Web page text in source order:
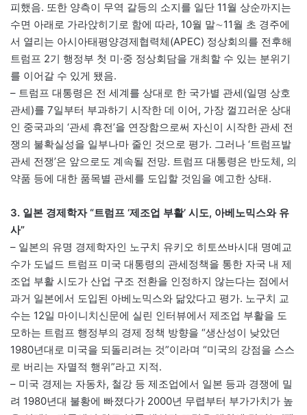
피했음. 또한 양측이 무역 갈등의 소지를 일단 11월 상순까지는
수면 아래로 가라앉히기로 함에 따라, 10월 말∼11월 초 경주에
서 열리는 아시아태평양경제협력체(APEC) 정상회의를 전후해
트럼프 2기 행정부 첫 미·중 정상회담을 개최할 수 있는 분위기
를 이어갈 수 있게 됐음.
– 트럼프 대통령은 전 세계를 상대로 한 국가별 관세(일명 상호
관세)를 7일부터 부과하기 시작한 데 이어, 가장 껄끄러운 상대
인 중국과의 ‘관세 휴전’을 연장함으로써 자신이 시작한 관세 전
쟁의 불확실성을 일부나마 줄인 것으로 평가. 그러나 ‘트럼프발
관세 전쟁’은 앞으로도 계속될 전망. 트럼프 대통령은 반도체, 의
약품 등에 대한 품목별 관세를 도입할 것임을 예고한 상태.
3. 일본 경제학자 “트럼프 ‘제조업 부활’ 시도, 아베노믹스와 유
사”
– 일본의 유명 경제학자인 노구치 유키오 히토쓰바시대 명예교
수가 도널드 트럼프 미국 대통령의 관세정책을 통한 자국 내 제
조업 부활 시도가 산업 구조 전환을 인정하지 않는다는 점에서
과거 일본에서 도입된 아베노믹스와 닮았다고 평가. 노구치 교
수는 12일 마이니치신문에 실린 인터뷰에서 제조업 부활을 도
모하는 트럼프 행정부의 경제 정책 방향을 “생산성이 낮았던
1980년대로 미국을 되돌리려는 것”이라며 “미국의 강점을 스스
로 버리는 자멸적 행위”라고 지적.
– 미국 경제는 자동차, 철강 등 제조업에서 일본 등과 경쟁에 밀
려 1980년대 불황에 빠졌다가 2000년 무렵부터 부가가치가 높